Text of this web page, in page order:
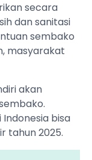
secara
dan sanitasi
sembako
masyarakat
akan
bisa
tahun 2025.